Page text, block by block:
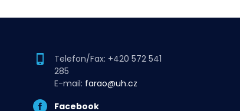
Telefon/Fax: +420 572 541
285
E-mail: farao@uh.cz
Facebook